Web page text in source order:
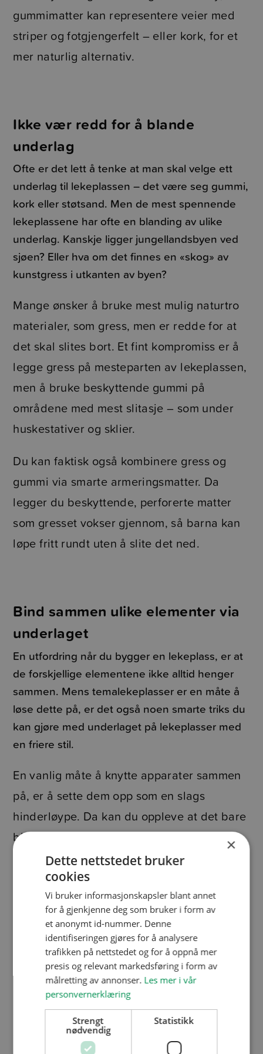
gummimatter kan representere veier med
striper og fotgjengerfelt – eller kork, for et
mer naturlig alternativ.
Ikke vær redd for å blande
underlag
Ofte er det lett å tenke at man skal velge ett
underlag til lekeplassen – det være seg gummi,
kork eller støtsand. Men de mest spennende
lekeplassene har ofte en blanding av ulike
underlag. Kanskje ligger jungellandsbyen ved
sjøen? Eller hva om det finnes en «skog» av
kunstgress i utkanten av byen?
Mange ønsker å bruke mest mulig naturtro
materialer, som gress, men er redde for at
det skal slites bort. Et fint kompromiss er å
legge gress på mesteparten av lekeplassen,
men å bruke beskyttende gummi på
områdene med mest slitasje – som under
huskestativer og sklier.
Du kan faktisk også kombinere gress og
gummi via smarte armeringsmatter. Da
legger du beskyttende, perforerte matter
som gresset vokser gjennom, så barna kan
løpe fritt rundt uten å slite det ned.
Bind sammen ulike elementer via
underlaget
En utfordring når du bygger en lekeplass, er at
de forskjellige elementene ikke alltid henger
sammen. Mens temalekeplasser er en måte å
løse dette på, er det også noen smarte triks du
kan gjøre med underlaget på lekeplasser med
en friere stil.
En vanlig måte å knytte apparater sammen
på, er å sette dem opp som en slags
hinderløype. Da kan du oppleve at det bare
blir én enkelt gjennomfartsåre. For å løse
dette kan du tegne opp små stier, flekker og
lignende i underlaget, og slik invitere til
alternative ruter. Det kan være like gøy å
hoppe fra flekk til flekk med korkfelter, som
fra trestokk til trestokk.
Velger du å dele opp lekeplassen i soner –
kunstgress her, støtsand her, og så videre –
gjør du det også enkelt for barna å dele seg
opp i ulike lekegrupper.
×
Dette nettstedet bruker
cookies
Vi bruker informasjonskapsler blant annet
for å gjenkjenne deg som bruker i form av
et anonymt id-nummer. Denne
identifiseringen gjøres for å analysere
trafikken på nettstedet og for å oppnå mer
presis og relevant markedsføring i form av
målretting av annonser. Les mer i vår
personvernerklæring
Strengt
nødvendig
Statistikk